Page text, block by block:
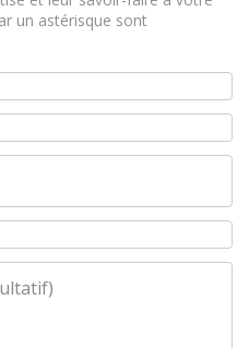
un astérisque sont